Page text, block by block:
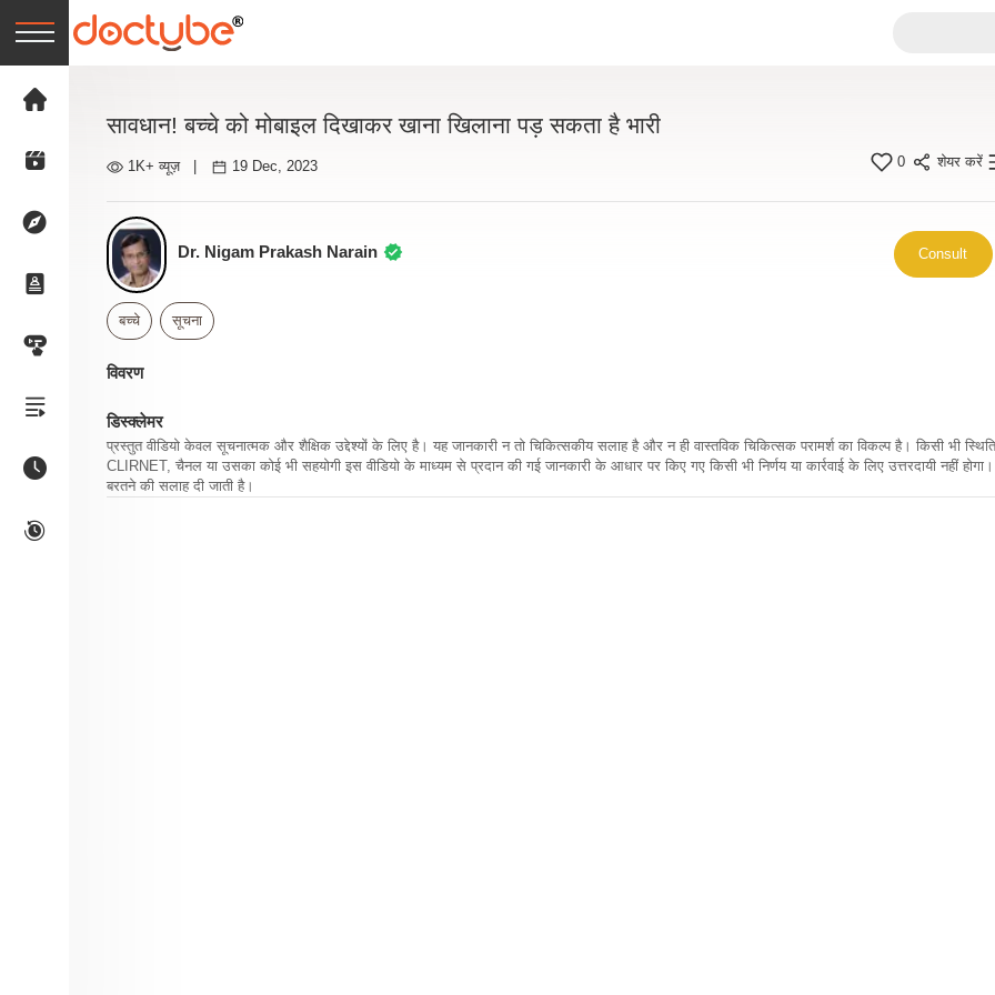
सावधान! बच्चे को मोबाइल दिखाकर खाना खिलाना पड़ सकता है भारी
1K+ व्यूज़ 19 Dec, 2023 0 शेयर करें
Dr. Nigam Prakash Narain Consult
बच्चे सूचना
विवरण
डिस्क्लेमर
प्रस्तुत वीडियो केवल सूचनात्मक और शैक्षिक उद्देश्यों के लिए है। यह जानकारी न तो चिकित्सकीय सलाह है और न ही वास्तविक चिकित्सक परामर्श का विकल्प है। किसी भी
CLIRNET, चैनल या उसका कोई भी सहयोगी इस वीडियो के माध्यम से प्रदान की गई जानकारी के आधार पर किए गए किसी भी निर्णय या कार्रवाई के लिए उत्तरदायी नहीं होगा।
बरतने की सलाह दी जाती है।